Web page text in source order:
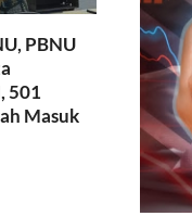
PBNU
501
Masuk